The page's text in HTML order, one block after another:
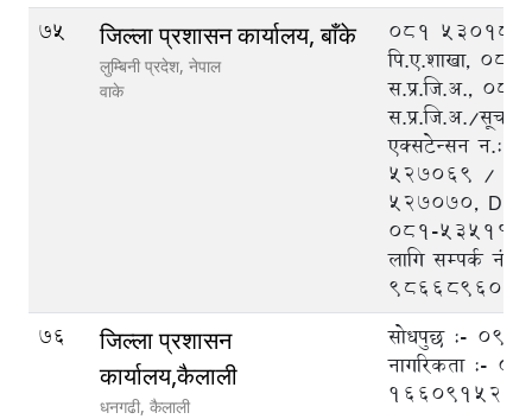
75
जिल्ला प्रशासन कार्यालय, बाँके
लुम्बिनी प्रदेश, नेपाल
वाके
०८१ ५३०१८८
पि‍.ए.शाखा,
स.प्र.जि.अ.,
स.प्र.जि.अ./सूचना
एक्सटेन्सन न.:
५२७०६९ /
५२७०७०,
०८१-५३५१११,
लागि सम्पर्क नं.
9866896048
76
जिल्ला प्रशासन
कार्यालय,कैलाली
धनगढी, कैलाली
सोधपुछ :-
नागरिकता :-